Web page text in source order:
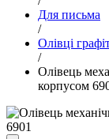
Для письма
/
Олівці
/
Олівець
корпусом